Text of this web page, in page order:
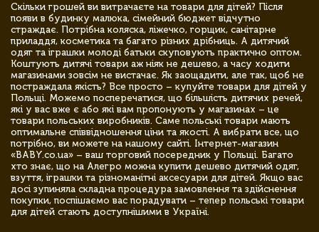
Скільки грошей ви витрачаєте на товари для дітей? Після
появи в будинку малюка, сімейний бюджет відчутно
страждає. Потрібна коляска, ліжечко, горщик, санітарне
приладдя, косметика та багато різних дрібниць. А дитячий
одяг та іграшки молоді батьки скуповують практично оптом.
Коштують дитячі товари аж ніяк не дешево, а часу ходити
магазинами зовсім не вистачає. Як заощадити, але так, щоб не
постраждала якість? Все просто – купуйте товари для дітей у
Польщі. Можемо посперечатися, що більшість дитячих речей,
які у вас вже є або які вам пропонують у магазинах – це
товари польських виробників. Саме польські товари мають
оптимальне співвідношення ціни та якості. А вибрати все, що
потрібно, ви можете на нашому сайті. Інтернет-магазин
«BABY.co.ua» – ваш торговий посередник у Польщі. Багато
хто знає, що на Алегро можна купити дешево дитячий одяг,
взуття, іграшки та різноманітні аксесуари для дітей. Якщо вас
досі зупиняла складна процедура замовлення та здійснення
покупки, поспішаємо вас порадувати – тепер польські товари
для дітей стають доступнішими в Україні.